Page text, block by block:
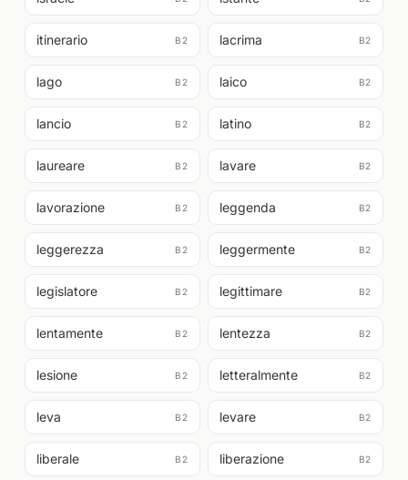
itinerario B2 lacrima B2
lago B2 laico B2
lancio B2 latino B2
laureare B2 lavare B2
lavorazione B2 leggenda B2
leggerezza B2 leggermente B2
legislatore B2 legittimare B2
lentamente B2 lentezza B2
lesione B2 letteralmente B2
leva B2 levare B2
liberale B2 liberazione B2